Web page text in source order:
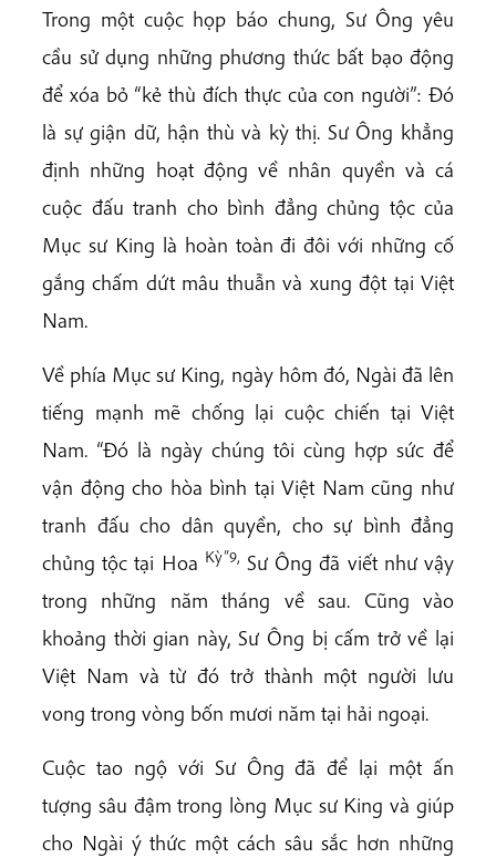
Trong một cuộc họp báo chung, Sư Ông yêu
cầu sử dụng những phương thức bất bạo động
để xóa bỏ “kẻ thù đích thực của con người”: Đó
là sự giận dữ, hận thù và kỳ thị. Sư Ông khẳng
định những hoạt động về nhân quyền và cá
cuộc đấu tranh cho bình đẳng chủng tộc của
Mục sư King là hoàn toàn đi đôi với những cố
gắng chấm dứt mâu thuẫn và xung đột tại Việt
Nam.
Về phía Mục sư King, ngày hôm đó, Ngài đã lên
tiếng mạnh mẽ chống lại cuộc chiến tại Việt
Nam. “Đó là ngày chúng tôi cùng hợp sức để
vận động cho hòa bình tại Việt Nam cũng như
tranh đấu cho dân quyền, cho sự bình đẳng
chủng tộc tại Hoa Kỳ”9, Sư Ông đã viết như vậy
trong những năm tháng về sau. Cũng vào
khoảng thời gian này, Sư Ông bị cấm trở về lại
Việt Nam và từ đó trở thành một người lưu
vong trong vòng bốn mươi năm tại hải ngoại.
Cuộc tao ngộ với Sư Ông đã để lại một ấn
tượng sâu đậm trong lòng Mục sư King và giúp
cho Ngài ý thức một cách sâu sắc hơn những